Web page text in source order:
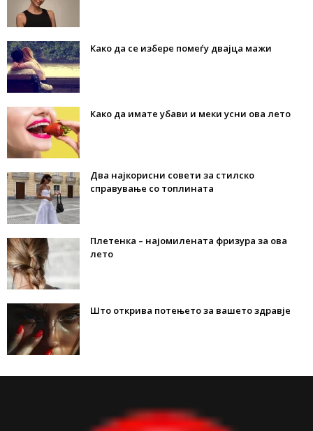
Како да се избере помеѓу двајца мажи
Како да имате убави и меки усни ова лето
Два најкорисни совети за стилско
справување со топлината
Плетенка – најомилената фризура за ова
лето
Што открива потењето за вашето здравје